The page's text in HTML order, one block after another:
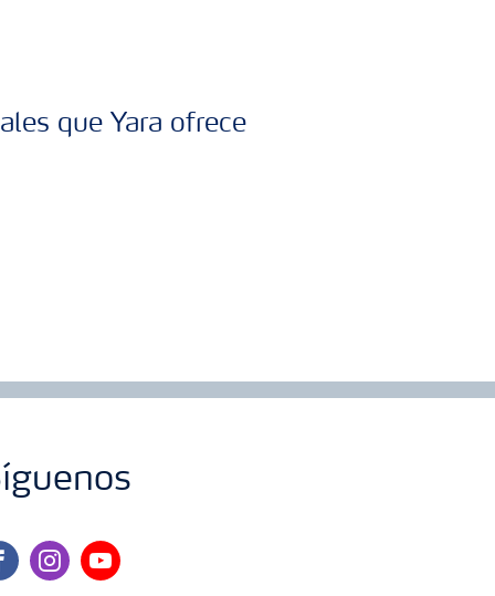
que Yara ofrece
instagram
youtube